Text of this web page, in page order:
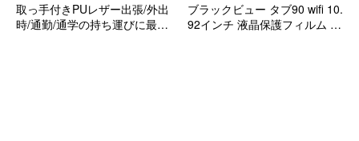
取っ手付きPUレザー出張/外出
時/通勤/通学の持ち運びに最適
ブラックビュー タブ90 wifi 10.
92インチ 液晶保護フィルム 強